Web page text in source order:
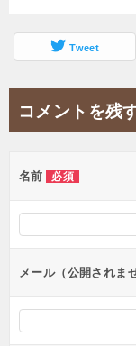
Tweet
コメントを残
名前 必須
メール（公開されま